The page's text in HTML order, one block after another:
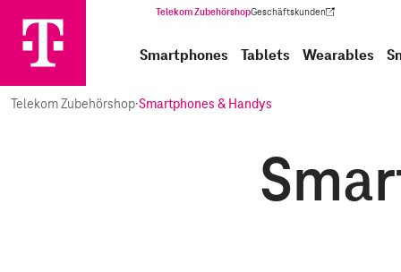
Telekom ZubehörshopGeschäftskunden
(Wird in einem neuen Tab geöffnet)
Smartphones Tablets Wearables
Telekom Zubehörshop·Smartphones & Handys